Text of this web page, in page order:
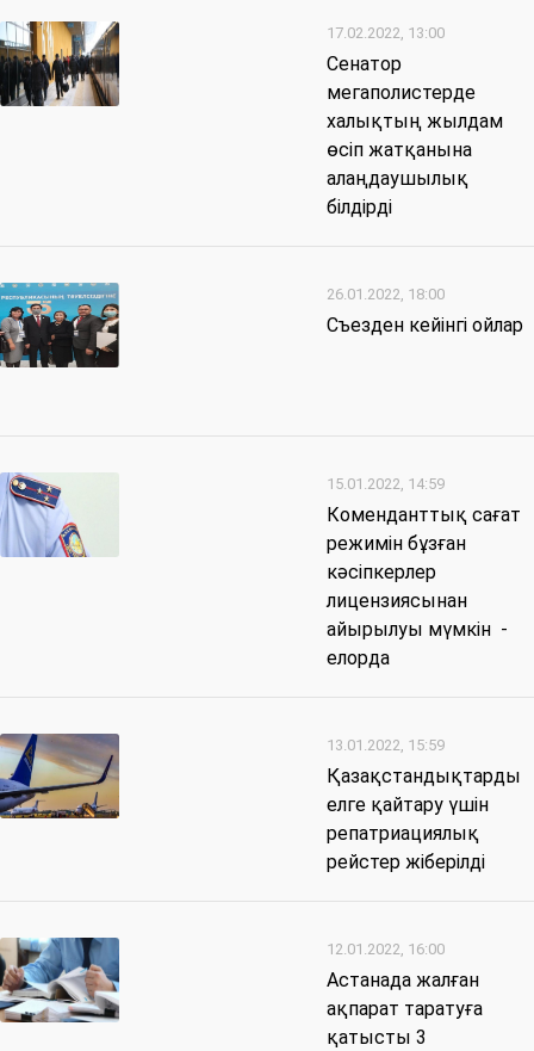
17.02.2022, 13:00
Сенатор
мегаполистерде
халықтың жылдам
өсіп жатқанына
алаңдаушылық
білдірді
26.01.2022, 18:00
Съезден кейінгі ойлар
15.01.2022, 14:59
Коменданттық сағат
режимін бұзған
кәсіпкерлер
лицензиясынан
айырылуы мүмкін -
елорда
13.01.2022, 15:59
Қазақстандықтарды
елге қайтару үшін
репатриациялық
рейстер жіберілді
12.01.2022, 16:00
Астанада жалған
ақпарат таратуға
қатысты 3